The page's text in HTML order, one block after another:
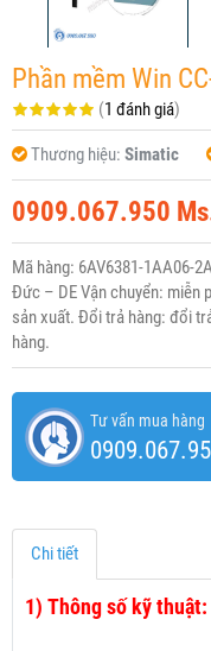
Phần mềm Win
(1 đánh giá)
Thương hiệu: Simatic
0909.067.950
Mã hàng: 6AV6381-1AA06-
Đức – DE Vận chuyển: miễn
sản xuất. Đổi trả hàng: đổi
hàng.
Tư vấn mua hàng
Chi tiết
1) Thông số kỹ